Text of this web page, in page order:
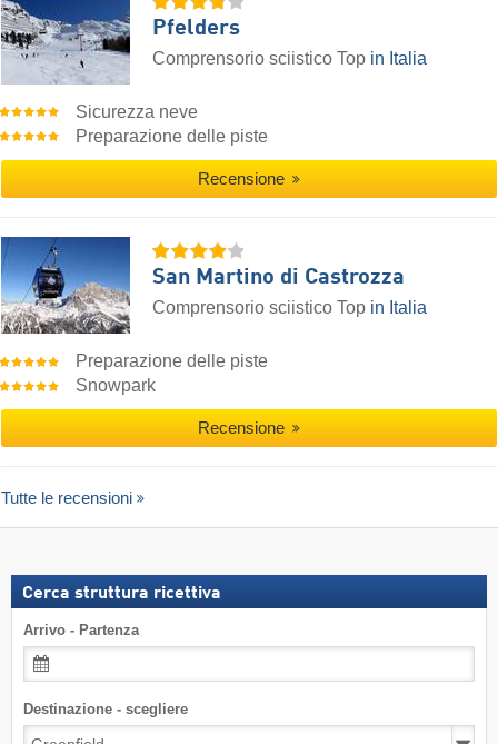
Pfelders
Comprensorio sciistico Top in Italia
Sicurezza neve
Preparazione delle piste
Recensione
San Martino di Castrozza
Comprensorio sciistico Top in Italia
Preparazione delle piste
Snowpark
Recensione
Tutte le recensioni
Cerca struttura ricettiva
Arrivo - Partenza
Destinazione - scegliere